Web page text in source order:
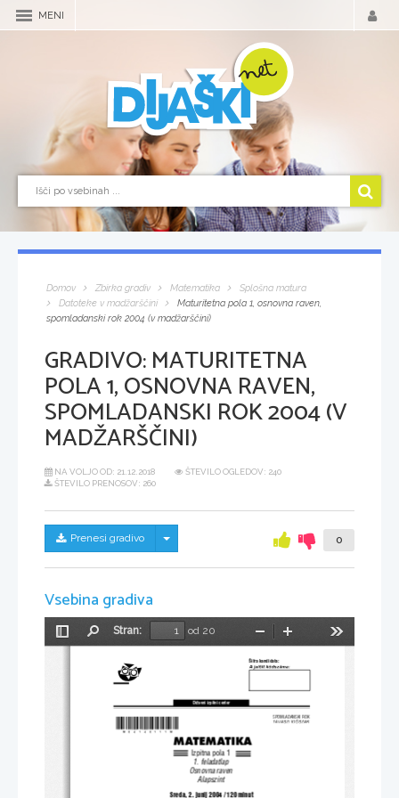
MENI
Domov Zbirka gradiv Matematika
Splošna matura
Datoteke v madžarščini
Maturitetna pola 1, osnovna raven,
spomladanski rok 2004 (v madžarščini)
GRADIVO:MATURITETNA
POLA 1, OSNOVNA RAVEN,
SPOMLADANSKI ROK 2004 (V
MADŽARŠČINI)
NA VOLJO OD: 21.12.2018
ŠTEVILO OGLEDOV: 240
ŠTEVILO PRENOSOV: 260
Prenesi gradivo Skrij/prikaži meni 0
Vsebina gradiva
Preklopi
Stran:
od 20
Pomanjšaj
[ifra kandidata:
A je lölt k ódsz áma :
Izpitna pola 1
1. feladatlap
Osnovna raven
Alapszint
MATEMATIKA
Sreda, 2. junij 2004 / 120 minut
SPOMLADANSKI ROK
TAV ASZ I IDŐ SZAK
Dr`avni izpitni center